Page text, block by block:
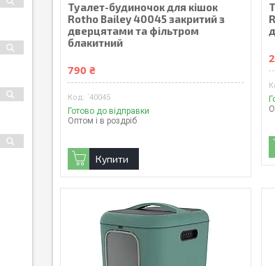
Туалет-будиночок для кішок
Rotho Bailey 40045 закритий з
дверцятами та фільтром
блакитний
790 ₴
`40045
Готово до відправки
Оптом і в роздріб
Купити